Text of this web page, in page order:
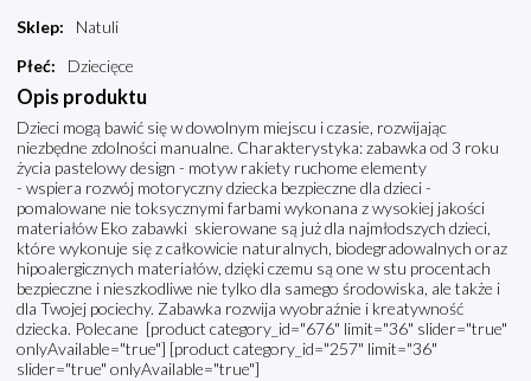
Sklep:
Natuli
Płeć: Dziecięce
Opis produktu
Dzieci mogą bawić się w dowolnym miejscu i czasie, rozwijając
niezbędne zdolności manualne. Charakterystyka: zabawka od 3 roku
życia pastelowy design - motyw rakiety ruchome elementy
- wspiera rozwój motoryczny dziecka bezpieczne dla dzieci -
pomalowane nie toksycznymi farbami wykonana z wysokiej jakości
materiałów Eko zabawki skierowane są już dla najmłodszych dzieci,
które wykonuje się z całkowicie naturalnych, biodegradowalnych oraz
hipoalergicznych materiałów, dzięki czemu są one w stu procentach
bezpieczne i nieszkodliwe nie tylko dla samego środowiska, ale także i
dla Twojej pociechy. Zabawka rozwija wyobraźnie i kreatywność
dziecka. Polecane [product category_id="676" limit="36" slider="true"
onlyAvailable="true"] [product category_id="257" limit="36"
slider="true" onlyAvailable="true"]